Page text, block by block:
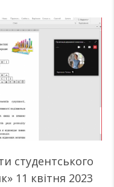
студентського
11 квітня 2023